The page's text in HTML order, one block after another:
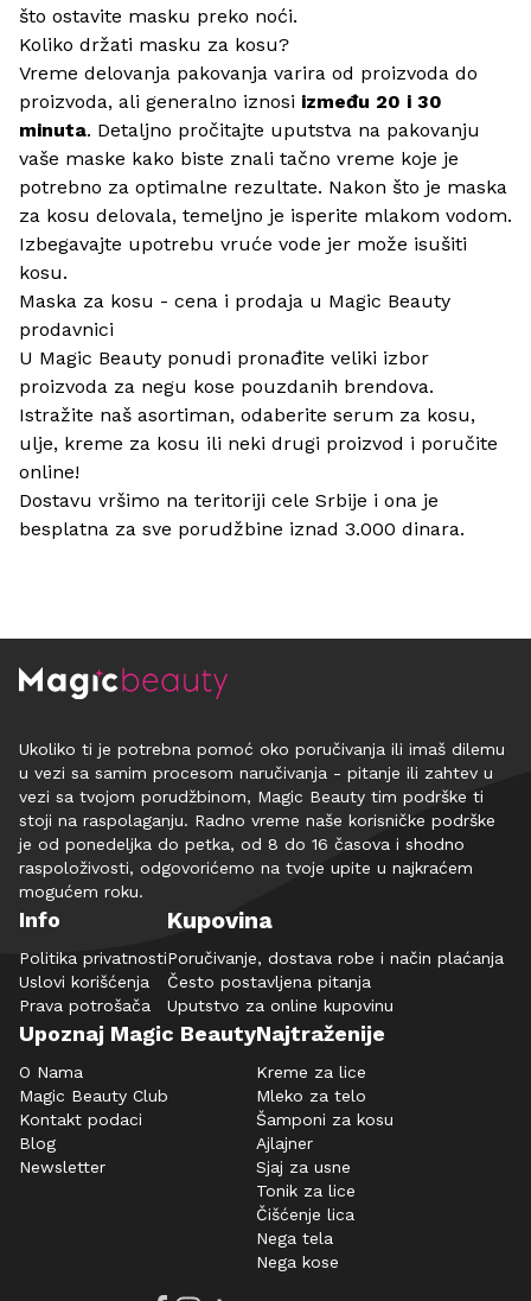
što ostavite masku preko noći.
Koliko držati masku za kosu?
Vreme delovanja pakovanja varira od proizvoda do
proizvoda, ali generalno iznosi između 20 i 30
minuta. Detaljno pročitajte uputstva na pakovanju
vaše maske kako biste znali tačno vreme koje je
potrebno za optimalne rezultate. Nakon što je maska
za kosu delovala, temeljno je isperite mlakom vodom.
Izbegavajte upotrebu vruće vode jer može isušiti
kosu.
Maska za kosu - cena i prodaja u Magic Beauty
prodavnici
U Magic Beauty ponudi pronađite veliki izbor
proizvoda za negu kose pouzdanih brendova.
Istražite naš asortiman, odaberite serum za kosu,
ulje, kreme za kosu ili neki drugi proizvod i poručite
online!
Dostavu vršimo na teritoriji cele Srbije i ona je
besplatna za sve porudžbine iznad 3.000 dinara.
Ukoliko ti je potrebna pomoć oko poručivanja ili imaš dilemu
u vezi sa samim procesom naručivanja - pitanje ili zahtev u
vezi sa tvojom porudžbinom, Magic Beauty tim podrške ti
stoji na raspolaganju. Radno vreme naše korisničke podrške
je od ponedeljka do petka, od 8 do 16 časova i shodno
raspoloživosti, odgovorićemo na tvoje upite u najkraćem
mogućem roku.
Info
Politika privatnosti
Uslovi korišćenja
Prava potrošača
Kupovina
Poručivanje, dostava robe i način plaćanja
Često postavljena pitanja
Uputstvo za online kupovinu
Upoznaj Magic Beauty
O Nama
Magic Beauty Club
Kontakt podaci
Blog
Newsletter
Najtraženije
Kreme za lice
Mleko za telo
Šamponi za kosu
Ajlajner
Sjaj za usne
Tonik za lice
Čišćenje lica
Nega tela
Nega kose